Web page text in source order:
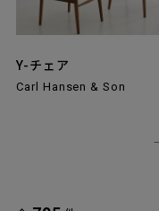
Y-チェア
Carl Hansen & Son